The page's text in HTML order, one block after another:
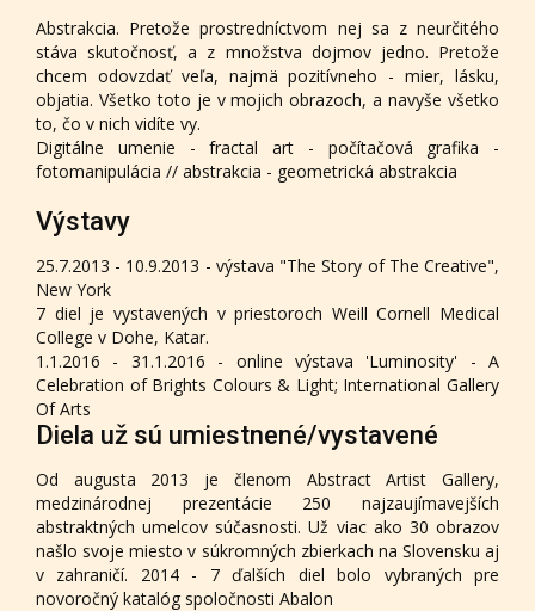
Abstrakcia. Pretože prostredníctvom nej sa z neurčitého
stáva skutočnosť, a z množstva dojmov jedno. Pretože
chcem odovzdať veľa, najmä pozitívneho - mier, lásku,
objatia. Všetko toto je v mojich obrazoch, a navyše všetko
to, čo v nich vidíte vy.
Digitálne umenie - fractal art - počítačová grafika -
fotomanipulácia // abstrakcia - geometrická abstrakcia
Výstavy
25.7.2013 - 10.9.2013 - výstava "The Story of The Creative",
New York
7 diel je vystavených v priestoroch Weill Cornell Medical
College v Dohe, Katar.
1.1.2016 - 31.1.2016 - online výstava 'Luminosity' - A
Celebration of Brights Colours & Light; International Gallery
Of Arts
Diela už sú umiestnené/vystavené
Od augusta 2013 je členom Abstract Artist Gallery,
medzinárodnej prezentácie 250 najzaujímavejších
abstraktných umelcov súčasnosti. Už viac ako 30 obrazov
našlo svoje miesto v súkromných zbierkach na Slovensku aj
v zahraničí. 2014 - 7 ďalších diel bolo vybraných pre
novoročný katalóg spoločnosti Abalon